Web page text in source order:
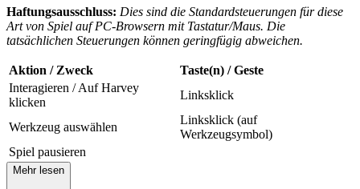
Haftungsausschluss: Dies sind die Standardsteuerungen für diese
Art von Spiel auf PC-Browsern mit Tastatur/Maus. Die
tatsächlichen Steuerungen können geringfügig abweichen.
Aktion / Zweck
Taste(n) / Geste
Interagieren / Auf Harvey
klicken
Linksklick
Werkzeug auswählen
Linksklick (auf
Werkzeugsymbol)
Spiel pausieren
Mehr lesen